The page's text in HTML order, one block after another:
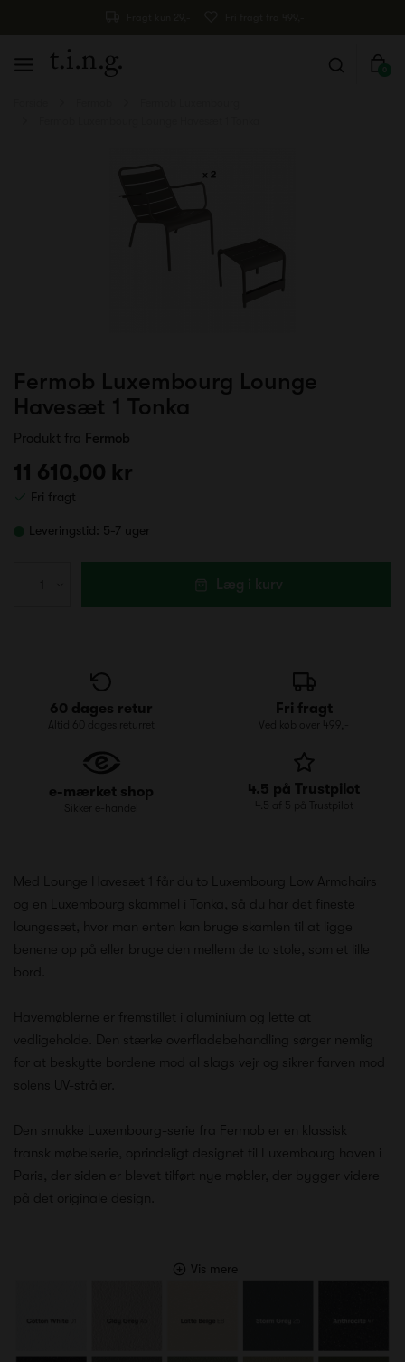
0
Fermob Luxembourg Lounge
Havesæt 1 Tonka
Produkt fra Fermob
11 610,00 kr
Fri fragt
Leveringstid: 5-7 uger
Læg i kurv
60 dages retur
Altid 60 dages returret
Fri fragt
Ved køb over 499,-
e-mærket shop
Sikker e-handel
4.5 på Trustpilot
4.5 af 5 på Trustpilot
Med Lounge Havesæt 1 får du to Luxembourg Low Armchairs
og en Luxembourg skammel i Tonka, så du har det fineste
loungesæt, hvor man enten kan bruge skamlen til at ligge
benene op på eller bruge den mellem de to stole, som et lille
bord.
Havemøblerne er fremstillet i aluminium og lette at
vedligeholde. Den stærke overfladebehandling sørger nemlig
for at beskytte bordene mod al slags vejr og sikrer farven mod
solens UV-stråler.
Den smukke Luxembourg-serie fra Fermob er en klassisk
fransk møbelserie, oprindeligt designet til Luxembourg haven i
Paris, der siden er blevet tilført nye møbler, der bygger videre
på det originale design.
Vis mere